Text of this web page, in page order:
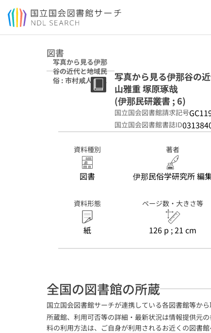
本文へ移動
図書
写真から見る伊那
谷の近代と地域民
俗 : 市村咸人 吉澤
公男 熊谷元一 向
写真から見る伊那谷の
山雅重 塚原琢哉
(伊那民研叢書 ; 6)
国立国会図書館請求記号
国立国会図書館書誌ID
資料種別
図書
著者
伊那民俗学研究所 編
資料形態
紙
ページ数・大きさ等
126 p ; 21 cm
全国の図書館の所蔵
国立国会図書館サーチが連携している各図書館等から
所蔵館、利用可否等の詳細・最新状況は情報提供元
料の利用方法は、ご自身が利用されるお近くの図書